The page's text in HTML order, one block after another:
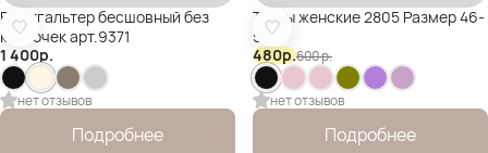
Бюстгальтер бесшовный без
косточек арт.9371
1 400р.
нет отзывов
Подробнее
Трусы женские 2805 Размер 46-
56
480р.600р.
нет отзывов
Подробнее